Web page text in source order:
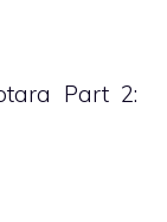
Part 2: